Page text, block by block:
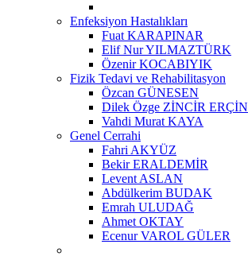
Enfeksiyon Hastalıkları
Fuat KARAPINAR
Elif Nur YILMAZTÜRK
Özenir KOCABIYIK
Fizik Tedavi ve Rehabilitasyon
Özcan GÜNESEN
Dilek Özge ZİNCİR ERÇİN
Vahdi Murat KAYA
Genel Cerrahi
Fahri AKYÜZ
Bekir ERALDEMİR
Levent ASLAN
Abdülkerim BUDAK
Emrah ULUDAĞ
Ahmet OKTAY
Ecenur VAROL GÜLER